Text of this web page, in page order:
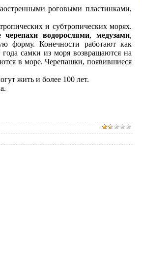
роговыми пластинками,
и субтропических морях.
черепахи водорослями,медузами,
форму. Конечности работают как
самки из моря возвращаются на
в море. Черепашки, появившиеся
жить и более 100 лет.